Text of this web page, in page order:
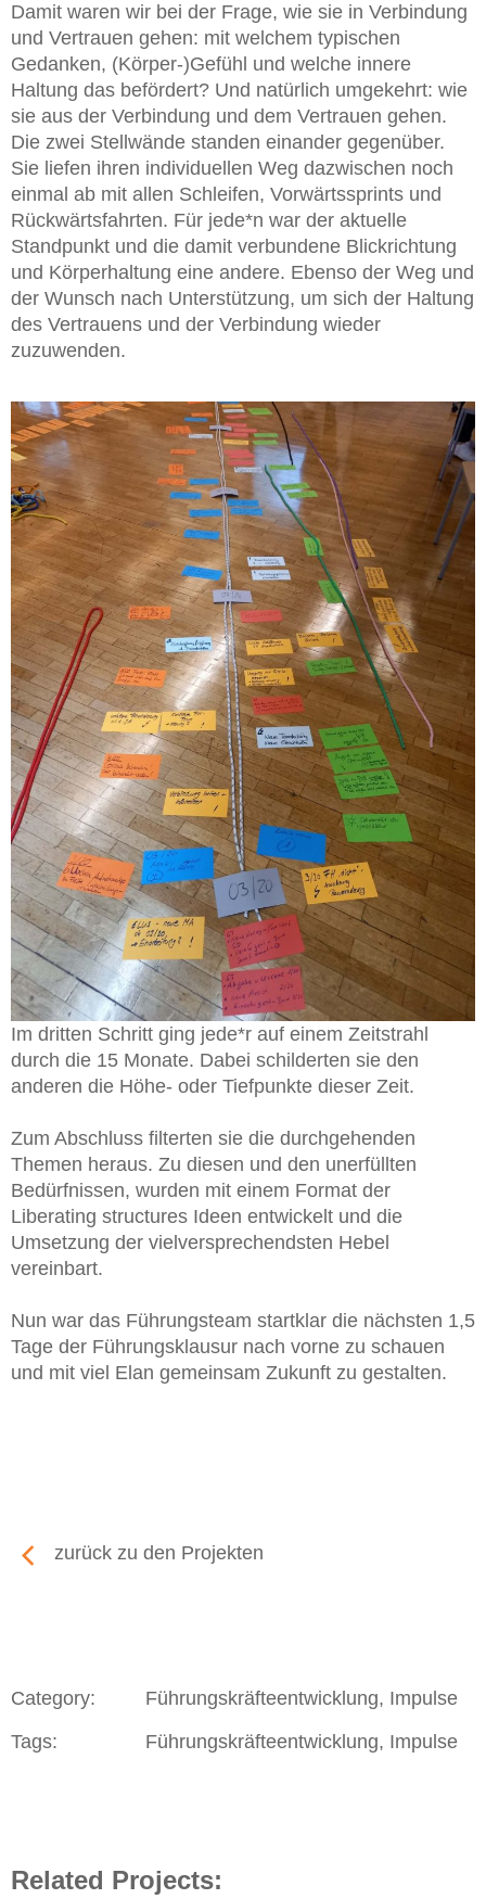
Damit waren wir bei der Frage, wie sie in Verbindung
und Vertrauen gehen: mit welchem typischen
Gedanken, (Körper-)Gefühl und welche innere
Haltung das befördert? Und natürlich umgekehrt: wie
sie aus der Verbindung und dem Vertrauen gehen.
Die zwei Stellwände standen einander gegenüber.
Sie liefen ihren individuellen Weg dazwischen noch
einmal ab mit allen Schleifen, Vorwärtssprints und
Rückwärtsfahrten. Für jede*n war der aktuelle
Standpunkt und die damit verbundene Blickrichtung
und Körperhaltung eine andere. Ebenso der Weg und
der Wunsch nach Unterstützung, um sich der Haltung
des Vertrauens und der Verbindung wieder
zuzuwenden.
Im dritten Schritt ging jede*r auf einem Zeitstrahl
durch die 15 Monate. Dabei schilderten sie den
anderen die Höhe- oder Tiefpunkte dieser Zeit.
Zum Abschluss filterten sie die durchgehenden
Themen heraus. Zu diesen und den unerfüllten
Bedürfnissen, wurden mit einem Format der
Liberating structures Ideen entwickelt und die
Umsetzung der vielversprechendsten Hebel
vereinbart.
Nun war das Führungsteam startklar die nächsten 1,5
Tage der Führungsklausur nach vorne zu schauen
und mit viel Elan gemeinsam Zukunft zu gestalten.
zurück zu den Projekten
Category:
Führungskräfteentwicklung, Impulse
Tags:
Führungskräfteentwicklung, Impulse
Related Projects: